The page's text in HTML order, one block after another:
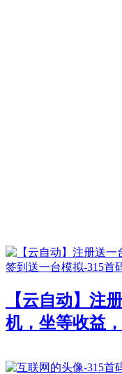
【云自动】注
机，坐等收益